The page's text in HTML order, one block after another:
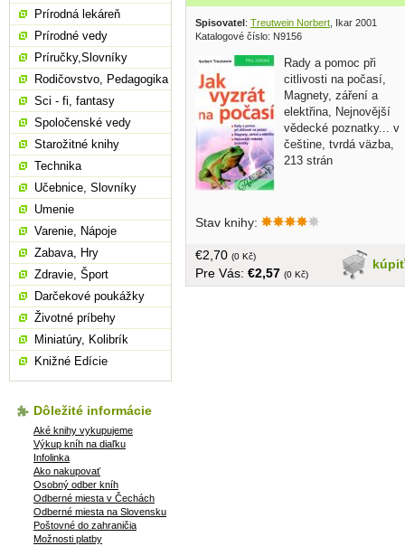
Spisovatel: Treutwein Norbert , Ikar 2001
Katalogové číslo: N9156
Rady a pomoc při
citlivosti na počasí,
Magnety, záření a
elektřina, Nejnovější
vědecké poznatky... v
češtine, tvrdá väzba,
213 strán
Stav knihy:
kúpiť
€2,70 (0 Kč)
Pre Vás: €2,57 (0 Kč)
Prírodná lekáreň
Prírodné vedy
Príručky,Slovníky
Rodičovstvo, Pedagogika
Sci - fi, fantasy
Spoločenské vedy
Starožitné knihy
Technika
Učebnice, Slovníky
Umenie
Varenie, Nápoje
Zabava, Hry
Zdravie, Šport
Darčekové poukážky
Životné príbehy
Miniatúry, Kolibrík
Knižné Edície
Dôležité informácie
Aké knihy vykupujeme
Výkup kníh na diaľku
Infolinka
Ako nakupovať
Osobný odber kníh
Odberné miesta v Čechách
Odberné miesta na Slovensku
Poštovné do zahraničia
Možnosti platby